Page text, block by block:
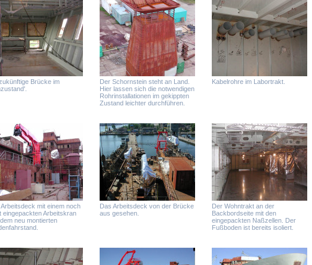
Brücke im
Der Schornstein steht an Land.
Hier lassen sich die notwendigen
Rohrinstallationen im gekippten
Zustand leichter durchführen.
Kabelrohre im Labortrakt.
Arbeitsdeck mit einem noch
eingepackten Arbeitskran
neu montierten
Das Arbeitsdeck von der Brücke
aus gesehen.
Der Wohntrakt an der
Backbordseite mit den
eingepackten Naßzellen. Der
Fußboden ist bereits isoliert.